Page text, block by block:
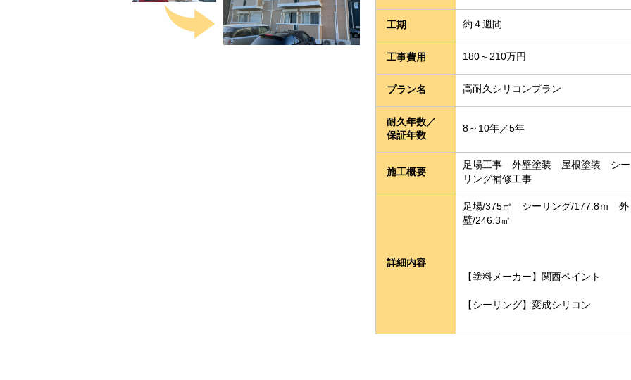
工期 約４週間
工事費用 180～210万円
プラン名 高耐久シリコンプラン
耐久年数／
保証年数
8～10年／5年
施工概要
足場工事　外壁塗装　屋根塗装　シー
リング補修工事
詳細内容
足場/375㎡　シーリング/177.8ｍ　外
壁/246.3㎡
【塗料メーカー】関西ペイント
【シーリング】変成シリコン